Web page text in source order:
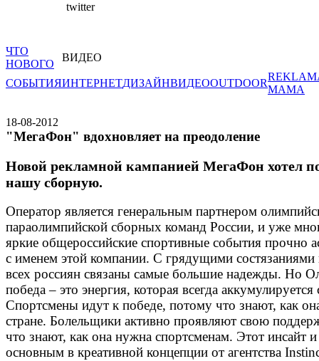
twitter
ЧТО
НОВОГО
ВИДЕО
СОБЫТИЯИНТЕРНЕТДИЗАЙНВИДЕОOUTDOOR
MAMA
18-08-2012
"МегаФон" вдохновляет на преодоление
Новой рекламной кампанией МегаФон хотел
нашу сборную.
Оператор является генеральным партнером
параолимпийской сборных команд России, и уже
яркие общероссийские спортивные события прочно
с именем этой компании. С грядущими
всех россиян связаны самые большие надежды. Но
победа – это энергия, которая всегда
Спортсмены идут к победе, потому что знают, как
стране. Болельщики активно проявляют свою
что знают, как она нужна спортсменам. Этот инсайт и
основным в креативной концепции от агентства